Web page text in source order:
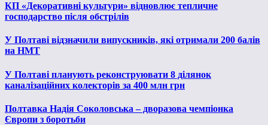
КП «Декоративні культури» відновлює тепличне
господарство після обстрілів
У Полтаві відзначили випускників, які отримали 200 балів
на НМТ
У Полтаві планують реконструювати 8 ділянок
каналізаційних колекторів за 400 млн грн
Полтавка Надія Соколовська – дворазова чемпіонка
Європи з боротьби